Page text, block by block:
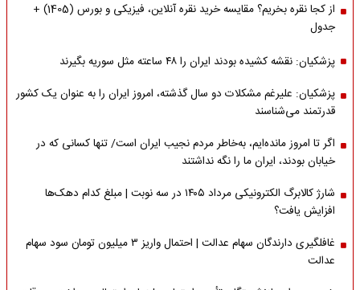
از کجا نقره بخریم؟ مقایسه خرید نقره آنلاین، فیزیکی و بورس (1405) +
جدول
پزشکیان: نقشه کشیده بودند ایران را ۴۸ ساعته مثل سوریه بگیرند
پزشکیان: علیرغم مشکلات دو سال گذشته، امروز ایران را به عنوان یک کشور
قدرتمند می‌شناسند
اگر تا امروز مانده‌ایم، به‌خاطر مردم نجیب ایران است/ تنها کسانی که در
خیابان بودند، ایران ما را نگه نداشتند
شارژ کالابرگ الکترونیکی مرداد ۱۴۰۵ در سه نوبت | مبلغ کدام دهک‌ها
افزایش یافت؟
غافلگیری دارندگان سهام عدالت | احتمال واریز ۳ میلیون تومان سود سهام
عدالت